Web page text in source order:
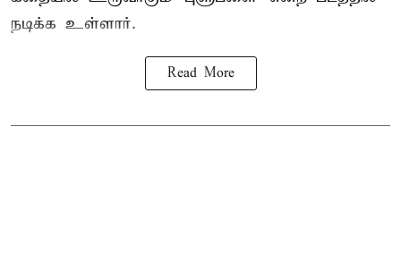
நடிக்க உள்ளார்.
Read More